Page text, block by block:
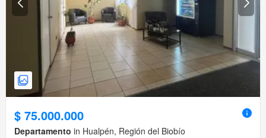
$ 75.000.000
Departamento in Hualpén, Región del Biobío